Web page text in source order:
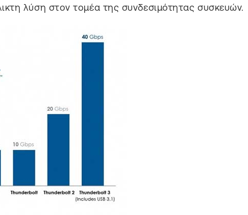
λύση στον τομέα της συνδεσιμότητας συσκευών.